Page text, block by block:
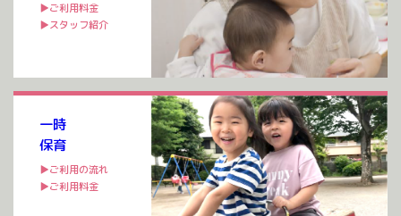
一時
保育
▶ご利用の流れ
▶ご利用料金
▶ご利用料金
▶スタッフ紹介